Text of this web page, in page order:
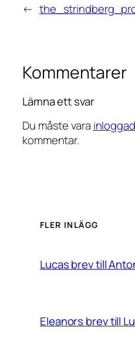
←
Kommentarer
Lämna ett svar
Du måste vara inloggad
kommentar.
FLER INLÄGG
Lucas brev till
Eleanors brev till